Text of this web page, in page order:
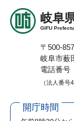
岐阜
GIFU
〒500-
岐阜市薮
電話番号
（法人番号
開庁時間